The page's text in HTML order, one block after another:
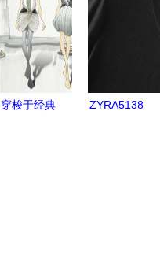
的创意之源
到开店收益
的深度考察
穿梭于经典
ZYRA5138